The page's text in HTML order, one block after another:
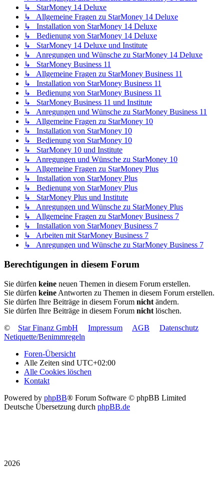
↳ StarMoney 14 Deluxe
↳ Allgemeine Fragen zu StarMoney 14 Deluxe
↳ Installation von StarMoney 14 Deluxe
↳ Bedienung von StarMoney 14 Deluxe
↳ StarMoney 14 Deluxe und Institute
↳ Anregungen und Wünsche zu StarMoney 14 Deluxe
↳ StarMoney Business 11
↳ Allgemeine Fragen zu StarMoney Business 11
↳ Installation von StarMoney Business 11
↳ Bedienung von StarMoney Business 11
↳ StarMoney Business 11 und Institute
↳ Anregungen und Wünsche zu StarMoney Business 11
↳ Allgemeine Fragen zu StarMoney 10
↳ Installation von StarMoney 10
↳ Bedienung von StarMoney 10
↳ StarMoney 10 und Institute
↳ Anregungen und Wünsche zu StarMoney 10
↳ Allgemeine Fragen zu StarMoney Plus
↳ Installation von StarMoney Plus
↳ Bedienung von StarMoney Plus
↳ StarMoney Plus und Institute
↳ Anregungen und Wünsche zu StarMoney Plus
↳ Allgemeine Fragen zu StarMoney Business 7
↳ Installation von StarMoney Business 7
↳ Arbeiten mit StarMoney Business 7
↳ Anregungen und Wünsche zu StarMoney Business 7
Berechtigungen in diesem Forum
Sie dürfen keine neuen Themen in diesem Forum erstellen.
Sie dürfen keine Antworten zu Themen in diesem Forum erstellen.
Sie dürfen Ihre Beiträge in diesem Forum nicht ändern.
Sie dürfen Ihre Beiträge in diesem Forum nicht löschen.
©
Star Finanz GmbH Impressum AGB
Datenschutz
Netiquette/Benimmregeln
Foren-Übersicht
Alle Zeiten sind UTC+02:00
Alle Cookies löschen
Kontakt
Powered by phpBB® Forum Software © phpBB Limited
Deutsche Übersetzung durch phpBB.de
2026